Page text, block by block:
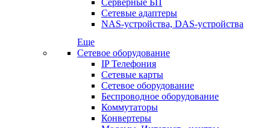
Серверные БП
Сетевые адаптеры
NAS-устройства, DAS-устройства
Еще
Сетевое оборудование
IP Телефония
Сетевые карты
Сетевое оборудование
Беспроводное оборудование
Коммутаторы
Конвертеры